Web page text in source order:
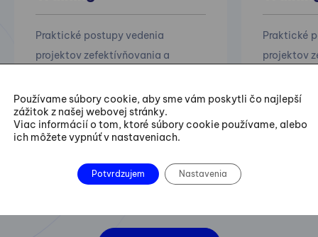
Praktické postupy vedenia
projektov zefektívňovania a
Praktické
projektov
Používame súbory cookie, aby sme vám poskytli čo najlepší
zážitok z našej webovej stránky.
Viac informácií o tom, ktoré súbory cookie používame, alebo
ich môžete vypnúť v nastaveniach.
Potvrdzujem Nastavenia